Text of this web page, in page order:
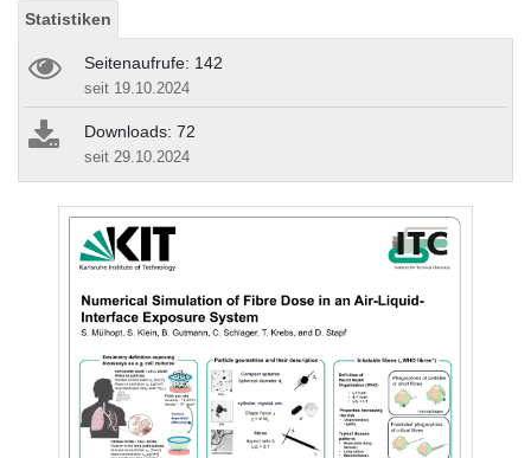
Statistiken
Seitenaufrufe: 142
seit 19.10.2024
Downloads: 72
seit 29.10.2024